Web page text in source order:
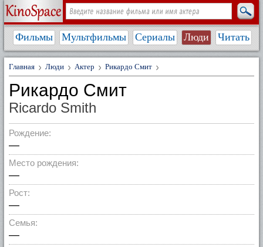
Фильмы Мультфильмы Сериалы Люди Читать
Главная Люди Актер Рикардо Смит
Рикардо Смит
Ricardo Smith
Рождение:
—
Место рождения:
—
Рост:
—
Семья:
—